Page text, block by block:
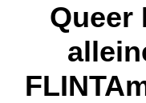
Queer